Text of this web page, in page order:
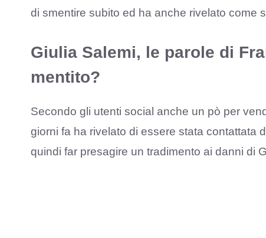
di smentire subito ed ha anche rivelato come
Giulia Salemi, le parole di
mentito?
Secondo gli utenti social anche un pò per
giorni fa ha rivelato di essere stata contattata
quindi far presagire un tradimento ai danni di